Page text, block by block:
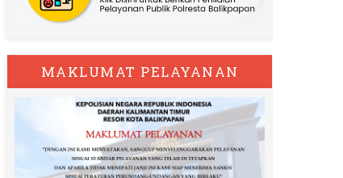
MAKLUMAT PELAYANAN